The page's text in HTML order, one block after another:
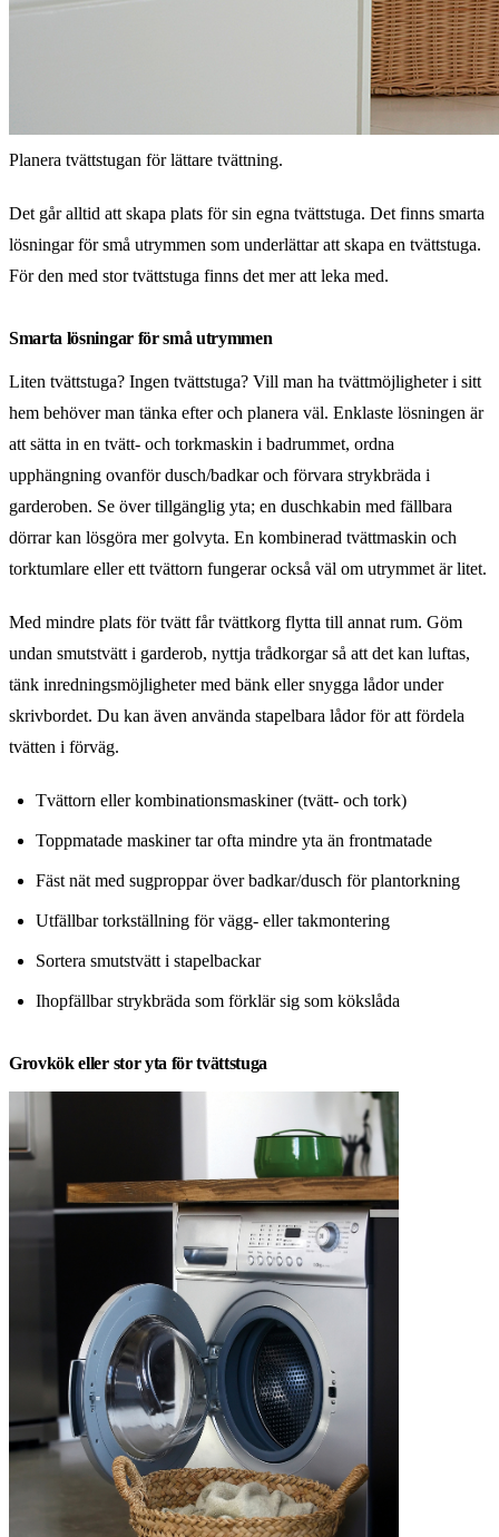
Planera tvättstugan för lättare tvättning.
Det går alltid att skapa plats för sin egna tvättstuga. Det finns smarta
lösningar för små utrymmen som underlättar att skapa en tvättstuga.
För den med stor tvättstuga finns det mer att leka med.
Smarta lösningar för små utrymmen
Liten tvättstuga? Ingen tvättstuga? Vill man ha tvättmöjligheter i sitt
hem behöver man tänka efter och planera väl. Enklaste lösningen är
att sätta in en tvätt- och torkmaskin i badrummet, ordna
upphängning ovanför dusch/badkar och förvara strykbräda i
garderoben. Se över tillgänglig yta; en duschkabin med fällbara
dörrar kan lösgöra mer golvyta. En kombinerad tvättmaskin och
torktumlare eller ett tvättorn fungerar också väl om utrymmet är litet.
Med mindre plats för tvätt får tvättkorg flytta till annat rum. Göm
undan smutstvätt i garderob, nyttja trådkorgar så att det kan luftas,
tänk inredningsmöjligheter med bänk eller snygga lådor under
skrivbordet. Du kan även använda stapelbara lådor för att fördela
tvätten i förväg.
Tvättorn eller kombinationsmaskiner (tvätt- och tork)
Toppmatade maskiner tar ofta mindre yta än frontmatade
Fäst nät med sugproppar över badkar/dusch för plantorkning
Utfällbar torkställning för vägg- eller takmontering
Sortera smutstvätt i stapelbackar
Ihopfällbar strykbräda som förklär sig som kökslåda
Grovkök eller stor yta för tvättstuga